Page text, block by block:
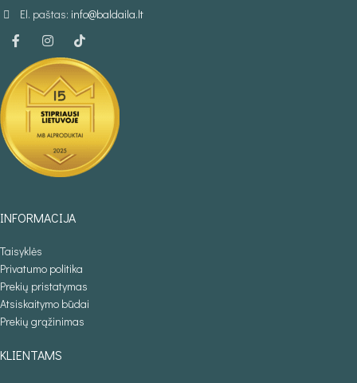
El. paštas: info@baldaila.lt
INFORMACIJA
Taisyklės
Privatumo politika
Prekių pristatymas
Atsiskaitymo būdai
Prekių grąžinimas
KLIENTAMS